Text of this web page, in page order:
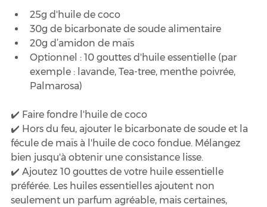
25g d'huile de coco
30g de bicarbonate de soude alimentaire
20g d’amidon de maïs
Optionnel : 10 gouttes d'huile essentielle (par
exemple : lavande, Tea-tree, menthe poivrée,
Palmarosa)
✔️ Faire fondre l'huile de coco
✔️ Hors du feu, ajouter le bicarbonate de soude et la
fécule de maïs à l'huile de coco fondue. Mélangez
bien jusqu'à obtenir une consistance lisse.
✔️ Ajoutez 10 gouttes de votre huile essentielle
préférée. Les huiles essentielles ajoutent non
seulement un parfum agréable, mais certaines,